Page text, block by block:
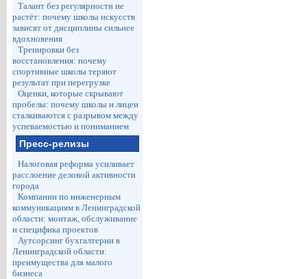
Талант без регулярности не
растёт: почему школы искусств
зависят от дисциплины сильнее
вдохновения
Тренировки без
восстановления: почему
спортивные школы теряют
результат при перегрузке
Оценки, которые скрывают
пробелы: почему школы и лицеи
сталкиваются с разрывом между
успеваемостью и пониманием
Пресс-релизы
Налоговая реформа усиливает
расслоение деловой активности
города
Компании по инженерным
коммуникациям в Ленинградской
области: монтаж, обслуживание
и специфика проектов
Аутсорсинг бухгалтерии в
Ленинградской области:
преимущества для малого
бизнеса